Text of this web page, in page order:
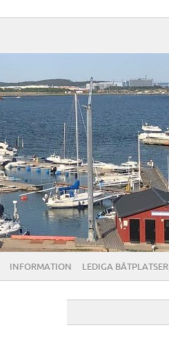
INFORMATION LEDIGA BÅTPLATSER